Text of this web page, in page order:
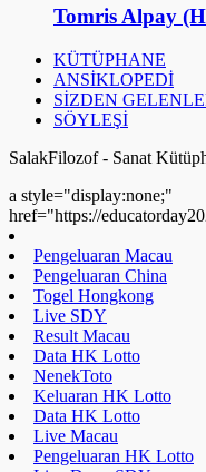
Tomris Alpay
KÜTÜPHANE
ANSİKLOPEDİ
SİZDEN
SÖYLEŞİ
SalakFilozof - Sanat
a style="display:none;"
href="https://
Pengeluaran Macau
Pengeluaran China
Togel Hongkong
Live SDY
Result Macau
Data HK Lotto
NenekToto
Keluaran HK Lotto
Data HK Lotto
Live Macau
Pengeluaran HK Lotto